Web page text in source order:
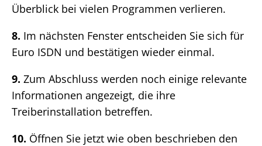
Überblick bei vielen Programmen verlieren.
8. Im nächsten Fenster entscheiden Sie sich für
Euro ISDN und bestätigen wieder einmal.
9. Zum Abschluss werden noch einige relevante
Informationen angezeigt, die ihre
Treiberinstallation betreffen.
10. Öffnen Sie jetzt wie oben beschrieben den